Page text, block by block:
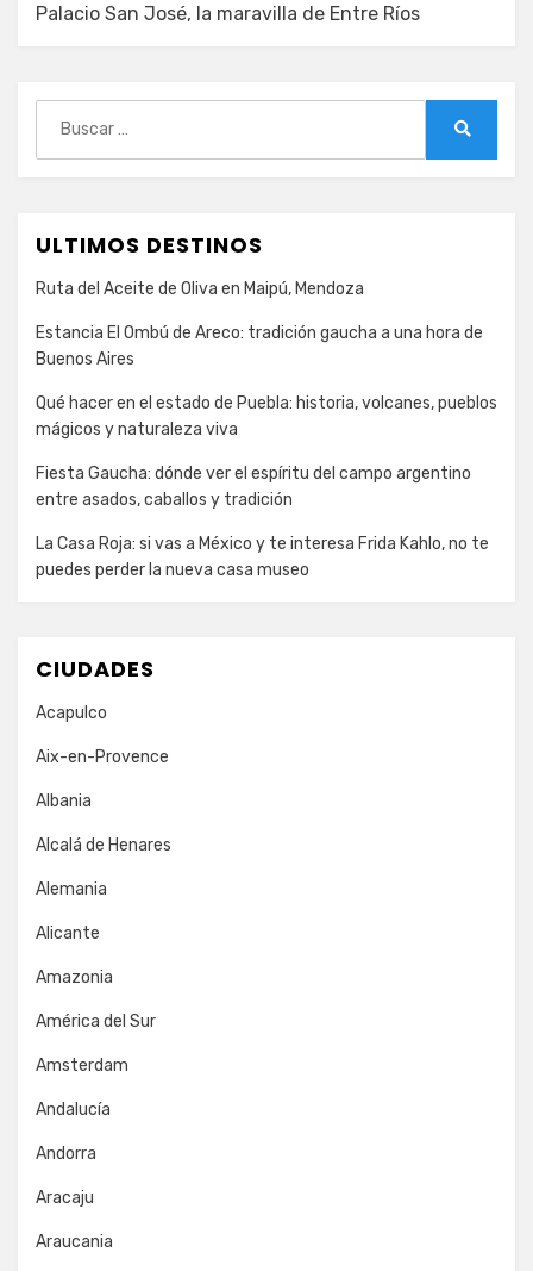
Palacio San José, la maravilla de Entre Ríos
ULTIMOS DESTINOS
Ruta del Aceite de Oliva en Maipú, Mendoza
Estancia El Ombú de Areco: tradición gaucha a una hora de
Buenos Aires
Qué hacer en el estado de Puebla: historia, volcanes, pueblos
mágicos y naturaleza viva
Fiesta Gaucha: dónde ver el espíritu del campo argentino
entre asados, caballos y tradición
La Casa Roja: si vas a México y te interesa Frida Kahlo, no te
puedes perder la nueva casa museo
CIUDADES
Acapulco
Aix-en-Provence
Albania
Alcalá de Henares
Alemania
Alicante
Amazonia
América del Sur
Amsterdam
Andalucía
Andorra
Aracaju
Araucania